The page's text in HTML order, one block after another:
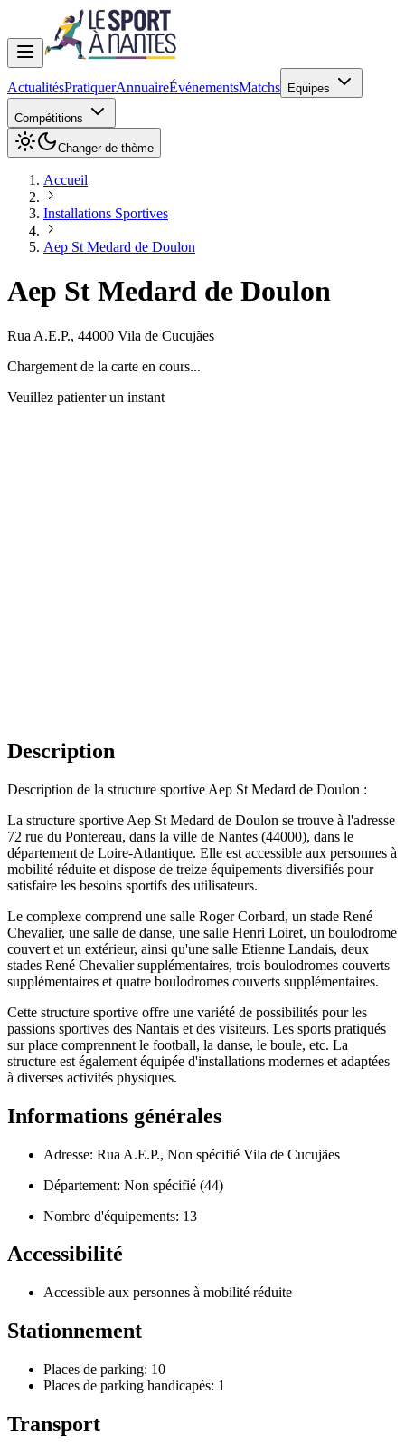
ActualitésPratiquerAnnuaireÉvénementsMatchs Equipes
Compétitions
Changer de thème
Accueil
Installations Sportives
Aep St Medard de Doulon
Aep St Medard de Doulon
Rua A.E.P., 44000 Vila de Cucujães
Chargement de la carte en cours...
Veuillez patienter un instant
Description
Description de la structure sportive Aep St Medard de Doulon :
La structure sportive Aep St Medard de Doulon se trouve à l'adresse
72 rue du Pontereau, dans la ville de Nantes (44000), dans le
département de Loire-Atlantique. Elle est accessible aux personnes à
mobilité réduite et dispose de treize équipements diversifiés pour
satisfaire les besoins sportifs des utilisateurs.
Le complexe comprend une salle Roger Corbard, un stade René
Chevalier, une salle de danse, une salle Henri Loiret, un boulodrome
couvert et un extérieur, ainsi qu'une salle Etienne Landais, deux
stades René Chevalier supplémentaires, trois boulodromes couverts
supplémentaires et quatre boulodromes couverts supplémentaires.
Cette structure sportive offre une variété de possibilités pour les
passions sportives des Nantais et des visiteurs. Les sports pratiqués
sur place comprennent le football, la danse, le boule, etc. La
structure est également équipée d'installations modernes et adaptées
à diverses activités physiques.
Informations générales
Adresse: Rua A.E.P., Non spécifié Vila de Cucujães
Département: Non spécifié (44)
Nombre d'équipements: 13
Accessibilité
Accessible aux personnes à mobilité réduite
Stationnement
Places de parking: 10
Places de parking handicapés: 1
Transport